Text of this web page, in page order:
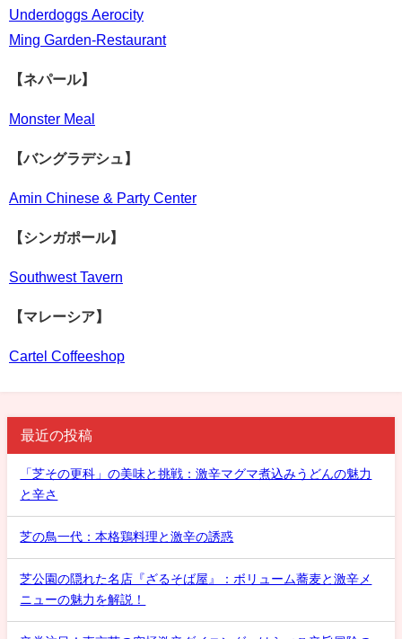
Underdoggs Aerocity
Ming Garden-Restaurant
【ネパール】
Monster Meal
【バングラデシュ】
Amin Chinese & Party Center
【シンガポール】
Southwest Tavern
【マレーシア】
Cartel Coffeeshop
最近の投稿
「芝その更科」の美味と挑戦：激辛マグマ煮込みうどんの魅力
と辛さ
芝の鳥一代：本格鶏料理と激辛の誘惑
芝公園の隠れた名店『ざるそば屋』：ボリューム蕎麦と激辛メ
ニューの魅力を解説！